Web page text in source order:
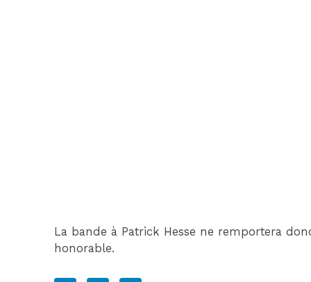
La bande à Patrick Hesse ne remportera
honorable.